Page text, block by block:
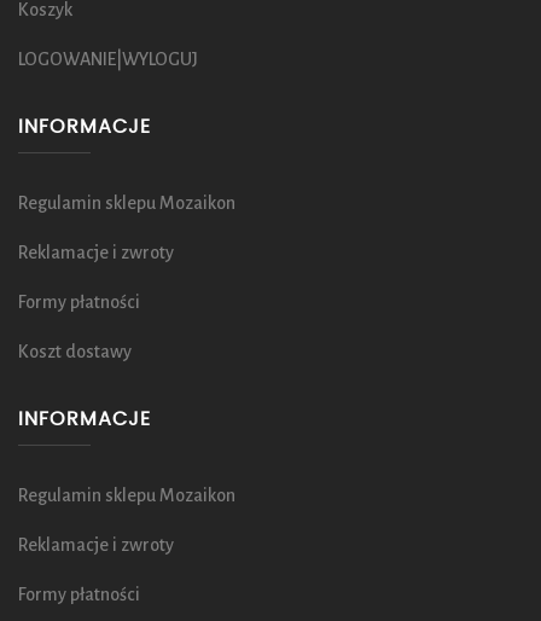
Koszyk
LOGOWANIE|WYLOGUJ
INFORMACJE
Regulamin sklepu Mozaikon
Reklamacje i zwroty
Formy płatności
Koszt dostawy
INFORMACJE
Regulamin sklepu Mozaikon
Reklamacje i zwroty
Formy płatności